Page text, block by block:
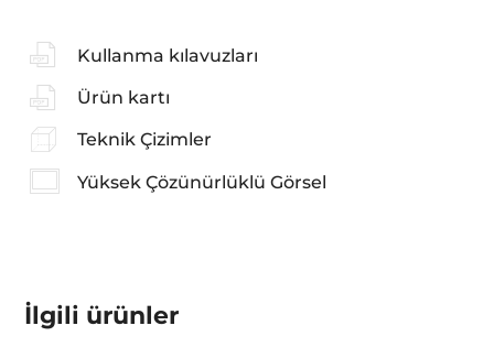
Kullanma kılavuzları
Ürün kartı
Teknik Çizimler
Yüksek Çözünürlüklü Görsel
İlgili ürünler